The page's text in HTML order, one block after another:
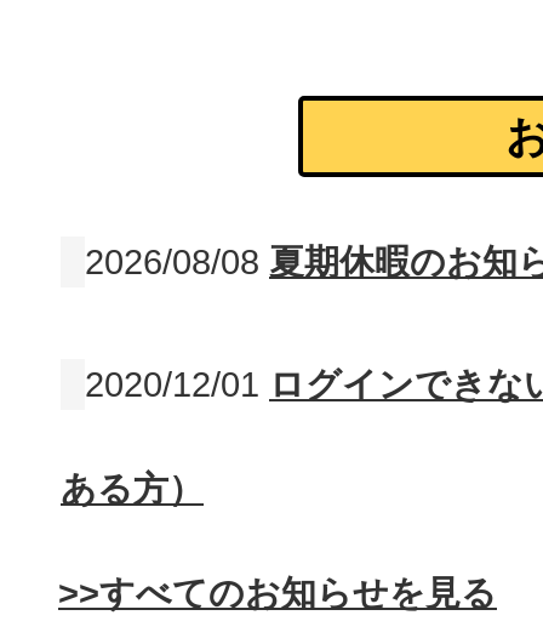
2026/08/08 夏期休暇のお知
2020/12/01 ログインできな
ある方）
>>すべてのお知らせを見る